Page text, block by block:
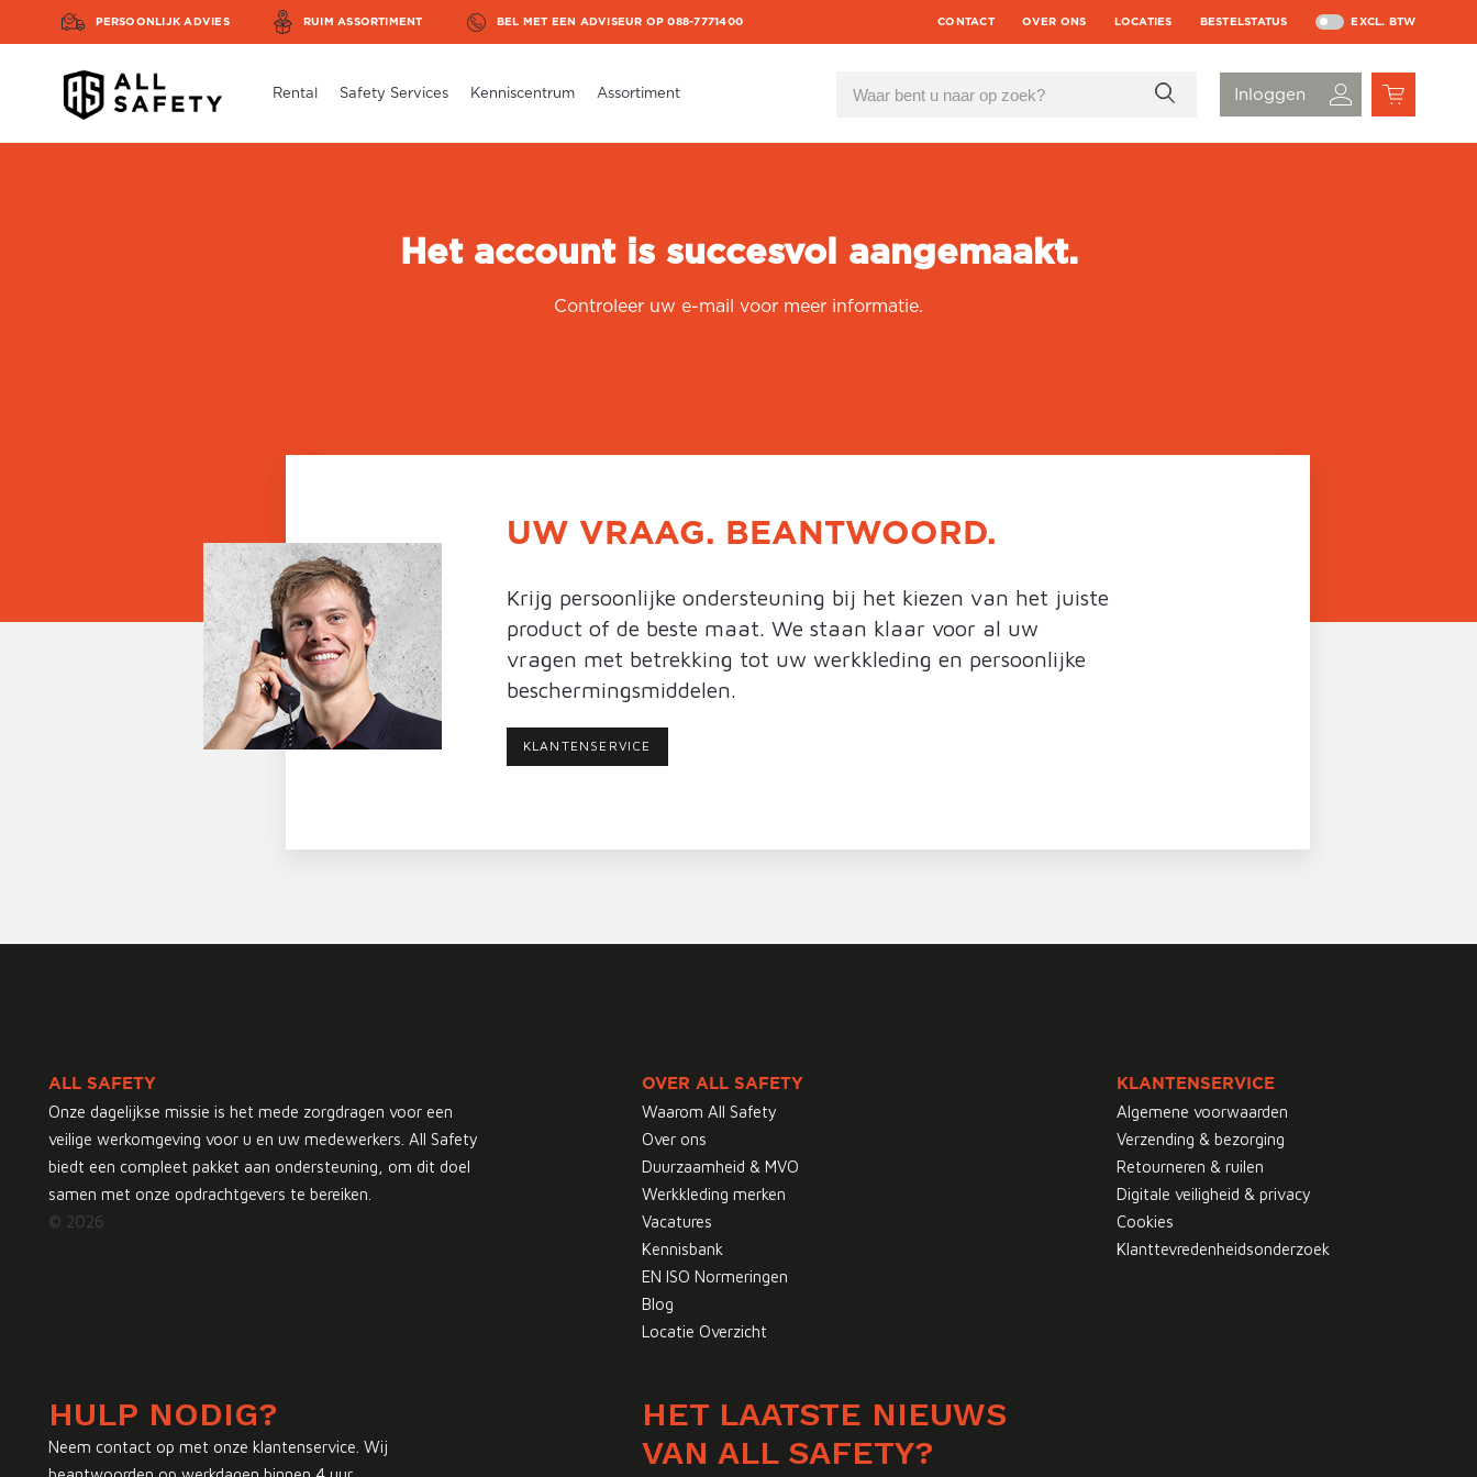
PERSOONLIJK ADVIES RUIM ASSORTIMENT BEL MET EEN ADVISEUR OP 088-7771400 CONTACT OVER ONS LOCATIES BESTELSTATUS EXCL. BTW
Rental Safety Services Kenniscentrum Assortiment
Het account is succesvol aangemaakt.
Controleer uw e-mail voor meer informatie.
UW VRAAG. BEANTWOORD.
Krijg persoonlijke ondersteuning bij het kiezen van het juiste
product of de beste maat. We staan klaar voor al uw
vragen met betrekking tot uw werkkleding en persoonlijke
beschermingsmiddelen.
KLANTENSERVICE
ALL SAFETY
Onze dagelijkse missie is het mede zorgdragen voor een
veilige werkomgeving voor u en uw medewerkers. All Safety
biedt een compleet pakket aan ondersteuning, om dit doel
samen met onze opdrachtgevers te bereiken.
© 2026
OVER ALL SAFETY
Waarom All Safety
Over ons
Duurzaamheid & MVO
Werkkleding merken
Vacatures
Kennisbank
EN ISO Normeringen
Blog
Locatie Overzicht
KLANTENSERVICE
Algemene voorwaarden
Verzending & bezorging
Retourneren & ruilen
Digitale veiligheid & privacy
Cookies
Klanttevredenheidsonderzoek
HULP NODIG?
Neem contact op met onze klantenservice. Wij
HET LAATSTE NIEUWS
VAN ALL SAFETY?